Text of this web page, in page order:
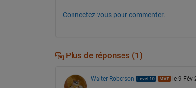
Connectez-vous pour commenter.
Plus de réponses (1)
Walter Roberson le 9 Fév